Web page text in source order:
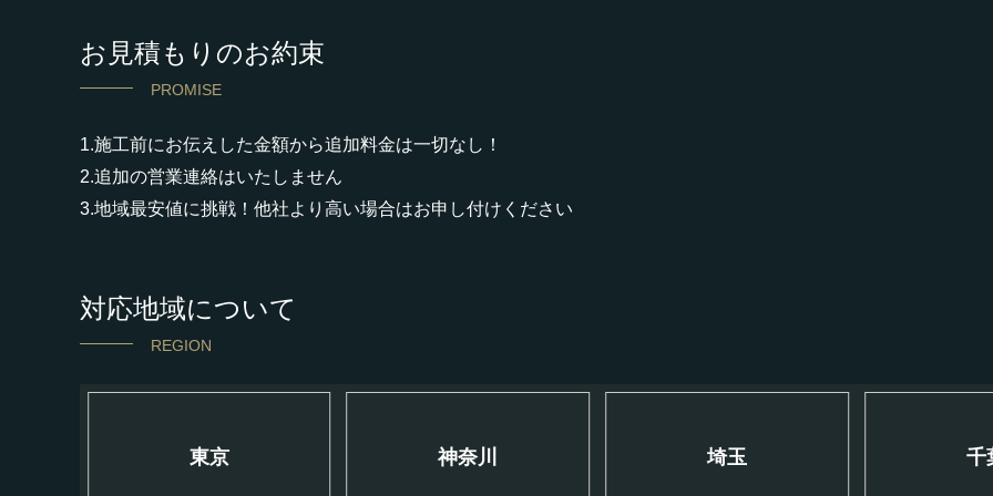
お見積もりのお約束
PROMISE
1.施工前にお伝えした金額から追加料金は一切なし！
2.追加の営業連絡はいたしません
3.地域最安値に挑戦！他社より高い場合はお申し付けください
対応地域について
REGION
東京 神奈川 埼玉 千